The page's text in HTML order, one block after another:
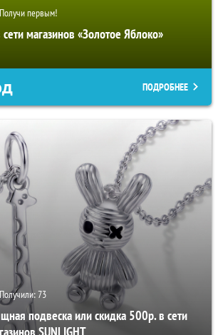
Получи первым!
магазинов «Золотое Яблоко»
ПОДРОБНЕЕ
Получили:73
подвеска или скидка 500р. в сети